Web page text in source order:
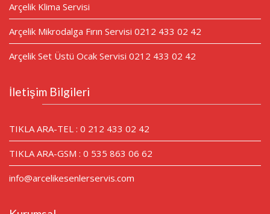
Arçelik Klima Servisi
Arçelik Mikrodalga Fırın Servisi 0212 433 02 42
Arçelik Set Üstü Ocak Servisi 0212 433 02 42
İletişim Bilgileri
TIKLA ARA-TEL : 0 212 433 02 42
TIKLA ARA-GSM : 0 535 863 06 62
info@arcelikesenlerservis.com